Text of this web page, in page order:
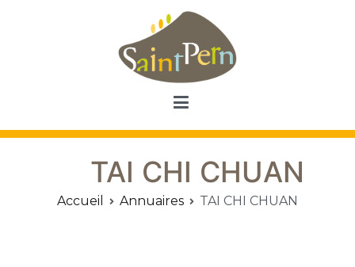
Saint Pern
Commune de Saint Pern
TAI CHI CHUAN
Accueil Annuaires TAI CHI CHUAN